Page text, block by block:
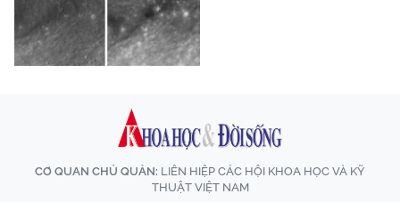
CƠ QUAN CHỦ QUẢN: LIÊN HIỆP CÁC HỘI KHOA HỌC VÀ KỸ
THUẬT VIỆT NAM